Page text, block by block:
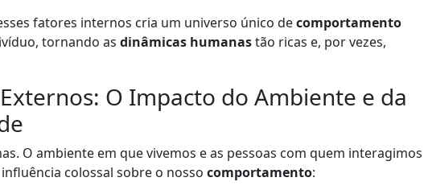
fatores internos cria um universo único decomportamento
tornando as dinâmicas humanastão ricas e, por vezes,
O Impacto do Ambiente e da
O ambiente em que vivemos e as pessoas com quem interagimos
colossal sobre o nosso comportamento: